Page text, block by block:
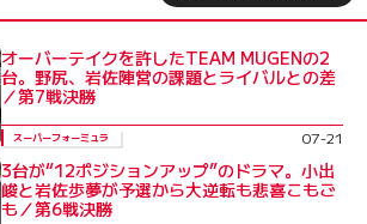
オーバーテイクを許したTEAM MUGENの2
台。野尻、岩佐陣営の課題とライバルとの差
／第7戦決勝
スーパーフォーミュラ 07-21
3台が“12ポジションアップ”のドラマ。小出
峻と岩佐歩夢が予選から大逆転も悲喜こもご
も／第6戦決勝